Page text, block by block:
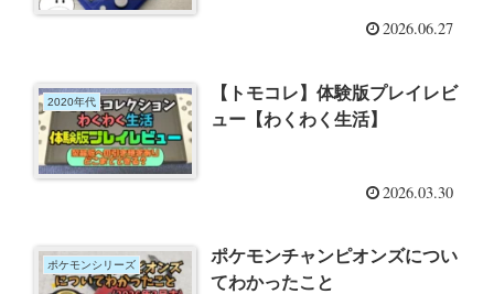
2026.06.27
2020年代
【トモコレ】体験版プレイレビ
ュー【わくわく生活】
2026.03.30
ポケモンシリーズ
ポケモンチャンピオンズについ
てわかったこと